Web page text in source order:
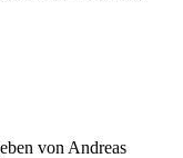
von Andreas